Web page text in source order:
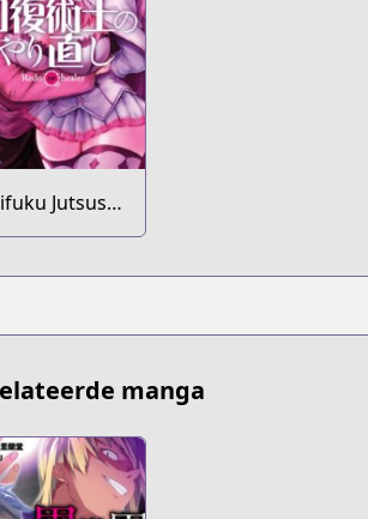
Jutsushi
Yarinaoshi
manga